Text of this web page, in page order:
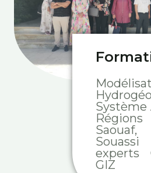
Système
Saouaf,
experts
GIZ